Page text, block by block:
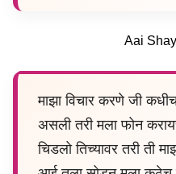
Aai
माझा विचार करणे जी
असली तरी मला फोन
चिडलो तिच्यावर तरी ती